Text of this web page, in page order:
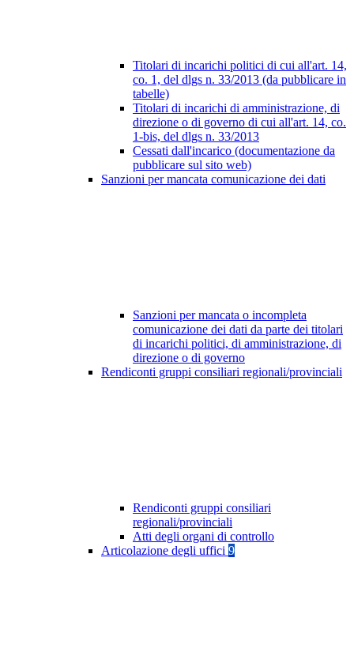
Titolari di incarichi politici di cui all'art. 14,
co. 1, del dlgs n. 33/2013 (da pubblicare in
tabelle)
Titolari di incarichi di amministrazione, di
direzione o di governo di cui all'art. 14, co.
1-bis, del dlgs n. 33/2013
Cessati dall'incarico (documentazione da
pubblicare sul sito web)
Sanzioni per mancata comunicazione dei dati
Sanzioni per mancata o incompleta
comunicazione dei dati da parte dei titolari
di incarichi politici, di amministrazione, di
direzione o di governo
Rendiconti gruppi consiliari regionali/provinciali
Rendiconti gruppi consiliari
regionali/provinciali
Atti degli organi di controllo
Articolazione degli uffici 9